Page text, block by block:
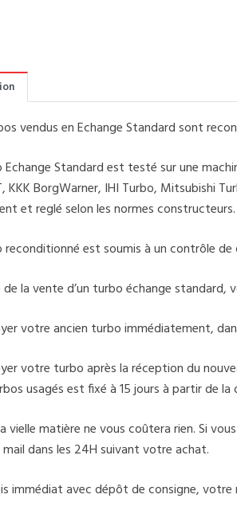
vendus en Echange Standard sont
Echange Standard est testé sur une
KKK BorgWarner, IHI Turbo, Mitsubishi
et reglé selon les normes constructeurs.
est soumis à un contrôle
de la vente d’un turbo échange
votre ancien turbo immédiatement,
votre turbo après la réception du
usagés est fixé à 15 jours à partir de
vielle matière ne vous coûtera rien. Si
dans les 24H suivant votre achat.
immédiat avec dépôt de consigne,